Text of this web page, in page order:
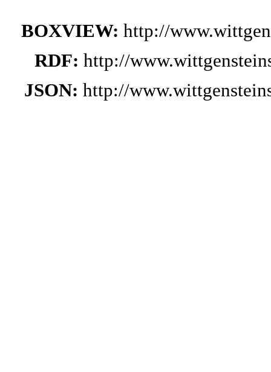
BOXVIEW: http://
RDF: http://
JSON: http://